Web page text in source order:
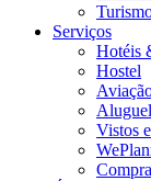
Serviços
Hotéis
Hostel
Vistos